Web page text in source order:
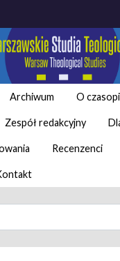
Archiwum O
Zespół redakcyjny
Recenzenci